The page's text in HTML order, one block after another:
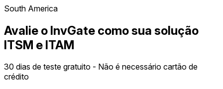
South America
Avalie o InvGate como sua solução
ITSM e ITAM
30 dias de teste gratuito - Não é necessário cartão de
crédito